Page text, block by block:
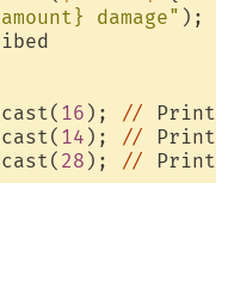
damage" );
16 ); //
14 ); //
28 ); //